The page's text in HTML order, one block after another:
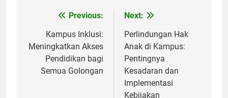
navigation
Previous:
Kampus Inklusi:
Meningkatkan Akses
Pendidikan bagi
Semua Golongan
Next:
Perlindungan Hak
Anak di Kampus:
Pentingnya
Kesadaran dan
Implementasi
Kebijakan